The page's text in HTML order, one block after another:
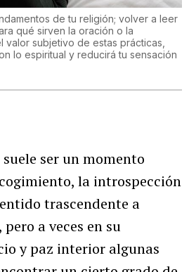
de tu religión; volver a leer
qué sirven la oración o la
subjetivo de estas prácticas,
lo espiritual y reducirá tu sensación
suele ser un momento
la introspección
trascendente a
a veces en su
y paz interior algunas